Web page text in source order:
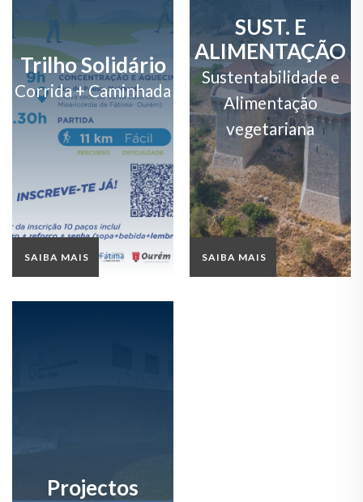
Trilho Solidário
Corrida + Caminhada
SAIBA MAIS
SUST. E
ALIMENTAÇÃO
Sustentabilidade e
Alimentação
vegetariana
SAIBA MAIS
Projectos